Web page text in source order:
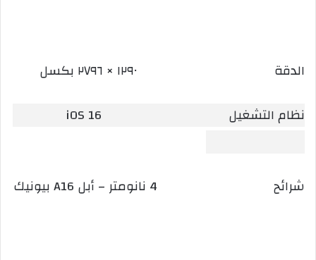
الدقة ١٢٩٠ × ٢٧٩٦ بكسل
شرائح 4 نانومتر – أبل A16 بيونيك